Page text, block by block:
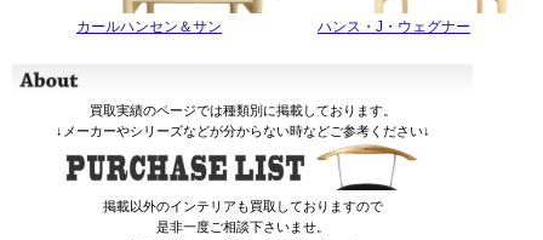
カールハンセン＆サン ハンス・J・ウェグナー
買取実績のページでは種類別に掲載しております。
↓メーカーやシリーズなどが分からない時などご参考ください↓
掲載以外のインテリアも買取しておりますので
是非一度ご相談下さいませ。